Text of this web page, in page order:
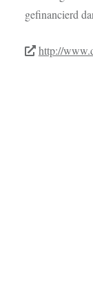
gefinancierd
http://